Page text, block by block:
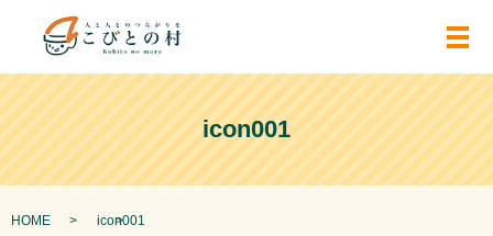
メ
icon001
HOME icon001